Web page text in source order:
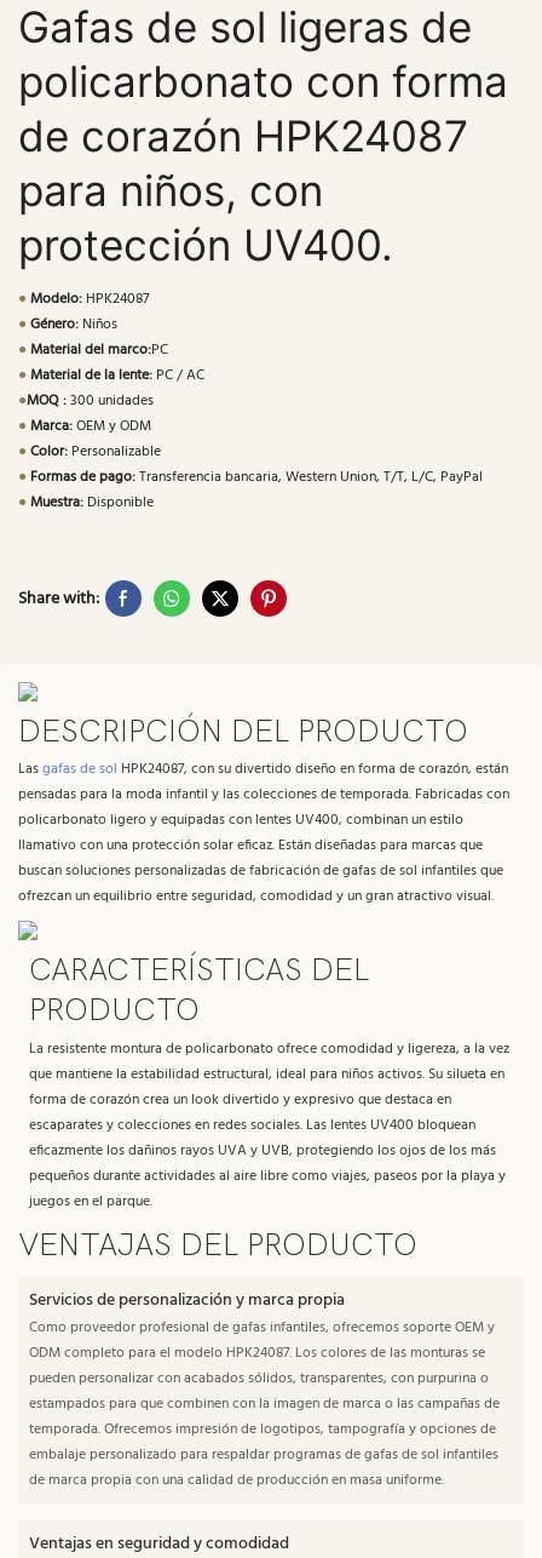
Gafas de sol ligeras de
policarbonato con forma
de corazón HPK24087
para niños, con
protección UV400.
●Modelo: HPK24087
●Género: Niños
●Material del marco:PC
●Material de la lente: PC / AC
●MOQ :300 unidades
●Marca:OEM y ODM
●Color: Personalizable
● Formas de pago:Transferencia bancaria, Western Union, T/T, L/C, PayPal
●Muestra: Disponible
Share with:
DESCRIPCIÓN DEL PRODUCTO
Lasgafas de sol HPK24087, con su divertido diseño en forma de corazón, están
pensadas para la moda infantil y las colecciones de temporada. Fabricadas con
policarbonato ligero y equipadas con lentes UV400, combinan un estilo
llamativo con una protección solar eficaz. Están diseñadas para marcas que
buscan soluciones personalizadas de fabricación de gafas de sol infantiles que
ofrezcan un equilibrio entre seguridad, comodidad y un gran atractivo visual.
CARACTERÍSTICAS DEL
PRODUCTO
La resistente montura de policarbonato ofrece comodidad y ligereza, a la vez
que mantiene la estabilidad estructural, ideal para niños activos. Su silueta en
forma de corazón crea un look divertido y expresivo que destaca en
escaparates y colecciones en redes sociales. Las lentes UV400 bloquean
eficazmente los dañinos rayos UVA y UVB, protegiendo los ojos de los más
pequeños durante actividades al aire libre como viajes, paseos por la playa y
juegos en el parque.
VENTAJAS DEL PRODUCTO
Servicios de personalización y marca propia
Como proveedor profesional de gafas infantiles, ofrecemos soporte OEM y
ODM completo para el modelo HPK24087. Los colores de las monturas se
pueden personalizar con acabados sólidos, transparentes, con purpurina o
estampados para que combinen con la imagen de marca o las campañas de
temporada. Ofrecemos impresión de logotipos, tampografía y opciones de
embalaje personalizado para respaldar programas de gafas de sol infantiles
de marca propia con una calidad de producción en masa uniforme.
Ventajas en seguridad y comodidad